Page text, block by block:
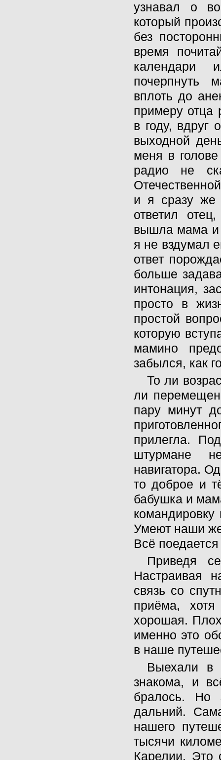
узнавал о
который
без
время
календари
почерпнуть
вплоть до
примеру отца
в году, вдруг
выходной
меня в
радио не
и я сразу же
ответил
вышла мама и
я не вздумал
ответ
больше
интонация,
просто в
простой
которую
мамино
забылся, как
То ли
ли
пару минут
прилегла.
штурмане
навигатора.
то доброе и
бабушка и
Умеют наши
Всё поедается
Приведя
Настраивая
связь со
приёма,
хорошая.
именно это
в наше
Выехали в
знакома, и
бралось. Но
дальний.
нашего
тысячи
Карелии. Это